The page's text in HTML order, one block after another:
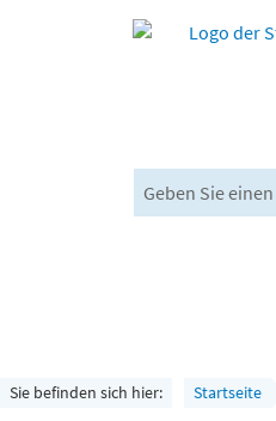
Suchen
Rathaus und Bürgerservice
Sie befinden sich hier: Startseite